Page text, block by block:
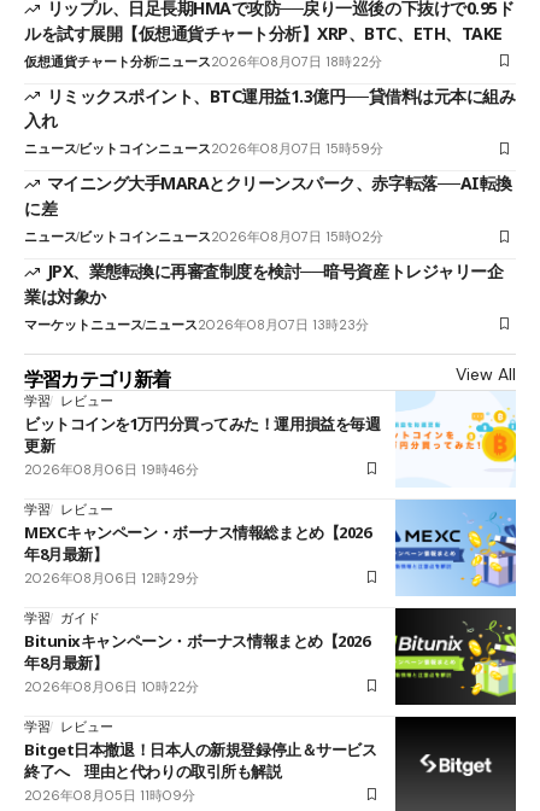
リップル、日足長期HMAで攻防──戻り一巡後の下抜けで0.95ド
ルを試す展開【仮想通貨チャート分析】XRP、BTC、ETH、TAKE
仮想通貨チャート分析ニュース2026年08月07日 18時22分
リミックスポイント、BTC運用益1.3億円──貸借料は元本に組み
入れ
ニュースビットコインニュース2026年08月07日 15時59分
マイニング大手MARAとクリーンスパーク、赤字転落──AI転換
に差
ニュースビットコインニュース2026年08月07日 15時02分
JPX、業態転換に再審査制度を検討──暗号資産トレジャリー企
業は対象か
マーケットニュースニュース2026年08月07日 13時23分
学習カテゴリ新着 View All
学習 レビュー
ビットコインを1万円分買ってみた！運用損益を毎週
更新
2026年08月06日 19時46分
学習 レビュー
MEXCキャンペーン・ボーナス情報総まとめ【2026
年8月最新】
2026年08月06日 12時29分
学習 ガイド
Bitunixキャンペーン・ボーナス情報まとめ【2026
年8月最新】
2026年08月06日 10時22分
学習 レビュー
Bitget日本撤退！日本人の新規登録停止＆サービス
終了へ 理由と代わりの取引所も解説
2026年08月05日 11時09分